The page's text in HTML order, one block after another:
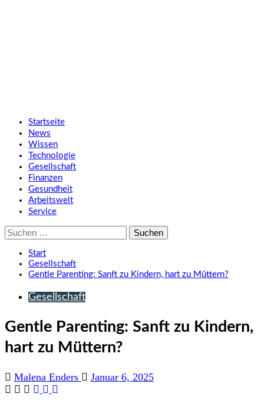
Startseite
News
Wissen
Technologie
Gesellschaft
Finanzen
Gesundheit
Arbeitswelt
Service
Suche
nach:
Start
Gesellschaft
Gentle Parenting: Sanft zu Kindern, hart zu Müttern?
Gesellschaft
Gentle Parenting: Sanft zu Kindern,
hart zu Müttern?
Malena Enders Januar 6, 2025